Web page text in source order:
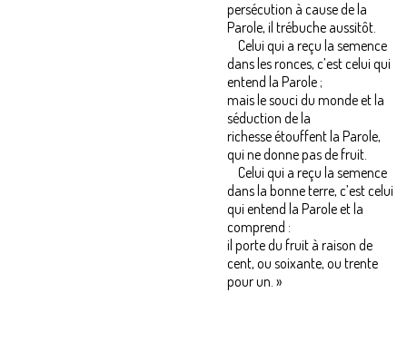
persécution à cause de la
Parole, il trébuche aussitôt.
Celui qui a reçu la semence
dans les ronces, c’est celui qui
entend la Parole ;
mais le souci du monde et la
séduction de la
richesse étouffent la Parole,
qui ne donne pas de fruit.
Celui qui a reçu la semence
dans la bonne terre, c’est celui
qui entend la Parole et la
comprend :
il porte du fruit à raison de
cent, ou soixante, ou trente
pour un. »